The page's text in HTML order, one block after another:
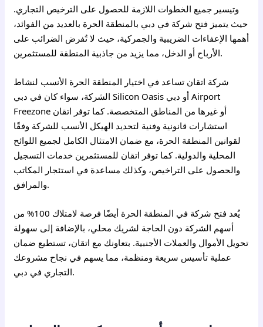
وتيسير جميع الخطوات اللازمة للحصول على الترخيص التجاري.
حيث يتميز فتح شركة في دبي بالمنطقة الحرة بالعديد من الفوائد،
أهمها الإعفاءات الضريبية والجمركية، حيث لا تُفرض الضرائب على
الأرباح أو الدخل، مما يزيد من جاذبية المنطقة للمستثمرين.
شركة اتقان تساعد في اختيار المنطقة الحرة الأنسب لنشاط
الشركة، سواء كان في دبي Silicon Oasis أو دبي Airport
Freezone أو غيرها من المناطق المتخصصة. كما توفر اتقان
استشارات قانونية وفنية لتحديد الهيكل الأنسب للشركة وفقًا
لقوانين المنطقة الحرة، مع ضمان الامتثال الكامل لجميع اللوائح
المحلية والدولية. كما توفر اتقان للمستثمرين خدمات التسجيل
والحصول على التراخيص، وكذلك مساعدة في استئجار المكاتب
والمرافق.
يُعد فتح شركة في المنطقة الحرة أيضًا فرصة لامتلاك 100% من
أسهم الشركة دون الحاجة لشريك محلي، بالإضافة إلى سهولة
تحويل الأموال والعملات الأجنبية. بتعاونك مع اتقان، تستطيع ضمان
عملية تأسيس سريعة ومنظمة، مما يسهم في نجاح مشروعك
التجاري في دبي.